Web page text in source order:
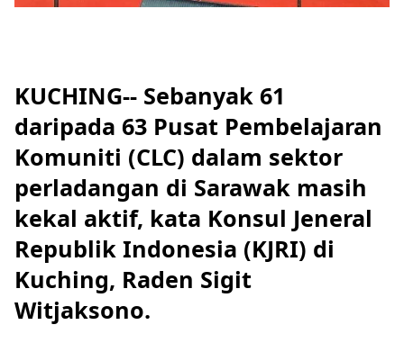
KUCHING-- Sebanyak 61
daripada 63 Pusat Pembelajaran
Komuniti (CLC) dalam sektor
perladangan di Sarawak masih
kekal aktif, kata Konsul Jeneral
Republik Indonesia (KJRI) di
Kuching, Raden Sigit
Witjaksono.